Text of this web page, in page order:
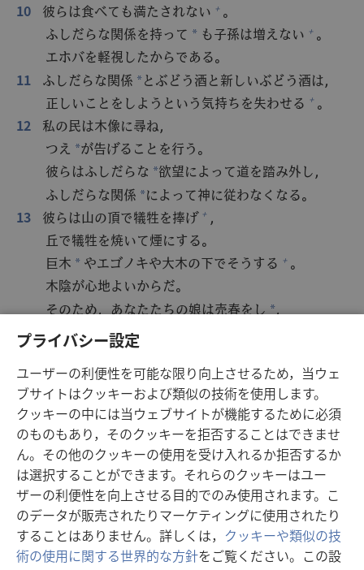
プライバシー設定
ユーザーの利便性を可能な限り向上させるため，当ウェ
ブサイトはクッキーおよび類似の技術を使用します。
クッキーの中には当ウェブサイトが機能するために必須
のものもあり，そのクッキーを拒否することはできませ
ん。その他のクッキーの使用を受け入れるか拒否するか
は選択することができます。それらのクッキーはユー
ザーの利便性を向上させる目的でのみ使用されます。こ
のデータが販売されたりマーケティングに使用されたり
することはありません。詳しくは， クッキーや類似の技
術の使用に関する世界的な方針をご覧ください。この設
10
彼らは食べても満たされない + 。
ふしだらな関係を持って * も子孫は増えない + 。
エホバを軽視したからである。
11
ふしだらな関係 *とぶどう酒と新しいぶどう酒は，
正しいことをしようという気持ちを失わせる + 。
12
私の民は木像に尋ね，
つえ *が告げることを行う。
彼らはふしだらな *欲望によって道を踏み外し，
ふしだらな関係 *によって神に従わなくなる。
13
彼らは山の頂で犠牲を捧げ + ，
丘で犠牲を焼いて煙にする。
巨木 * やエゴノキや大木の下でそうする + 。
木陰が心地よいからだ。
そのため，あなたたちの娘は売春をし *，
嫁は姦淫をする。
14
私は売春についてあなたたちの娘に，
姦淫についてあなたたちの嫁に責任を問うことは
しない。
男たちが娼婦と一緒に出掛け，
神殿娼婦と一緒に犠牲を捧げているからである。
分かっていないそれらの民 + は破滅する。
15
イスラエルよ，あなたは売春をしている
。
だが，ユダは罪を犯すな 。
あなたたちはギルガル
やベト･アベン + に行って
はいけない。